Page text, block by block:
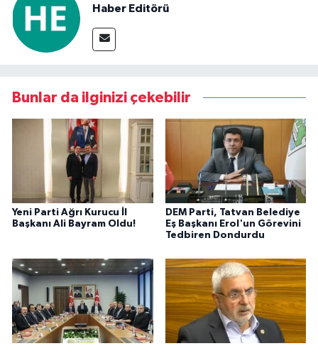
Haber Editörü
Bunlar da ilginizi çekebilir
Yeni Parti Ağrı Kurucu İl
Başkanı Ali Bayram Oldu!
DEM Parti, Tatvan Belediye
Eş Başkanı Erol'un Görevini
Tedbiren Dondurdu